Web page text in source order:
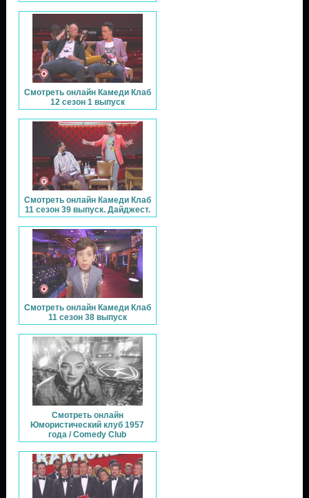
Смотреть онлайн Камеди Клаб
12 сезон 1 выпуск
Смотреть онлайн Камеди Клаб
11 сезон 39 выпуск. Дайджест.
Смотреть онлайн Камеди Клаб
11 сезон 38 выпуск
Смотреть онлайн
Юмористический клуб 1957
года / Comedy Club